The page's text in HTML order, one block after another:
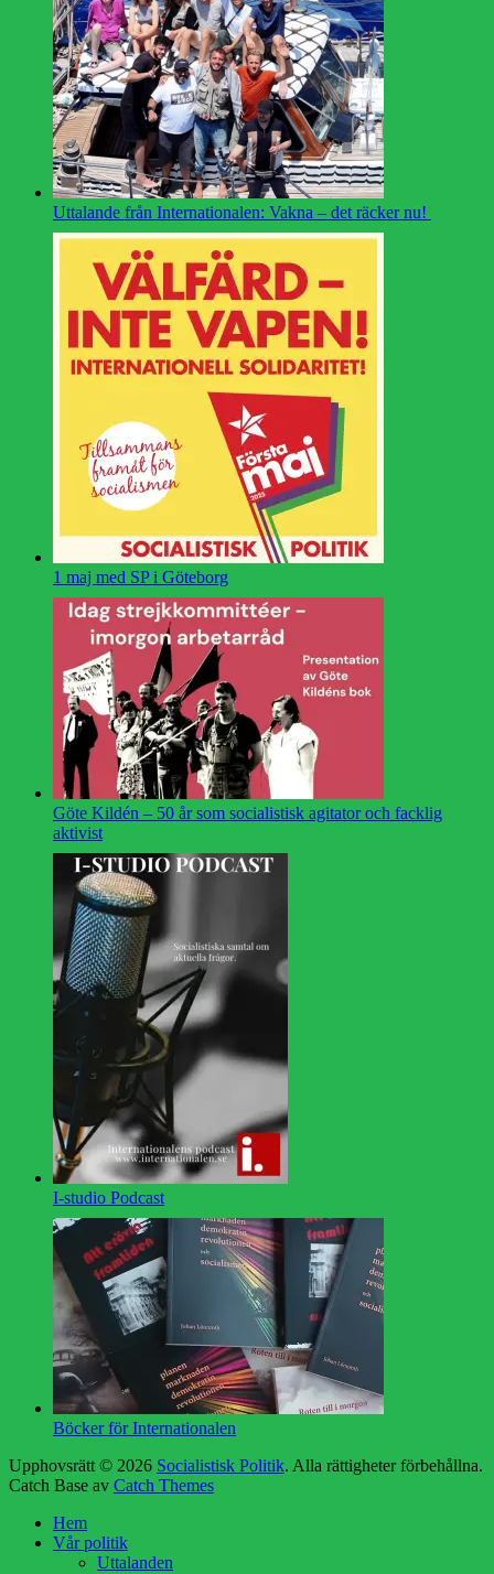
Uttalande från Internationalen: Vakna – det räcker nu!
1 maj med SP i Göteborg
Göte Kildén – 50 år som socialistisk agitator och facklig
aktivist
I-studio Podcast
Böcker för Internationalen
Upphovsrätt © 2026 Socialistisk Politik. Alla rättigheter förbehållna.
Catch Base av Catch Themes
Hem
Vår politik
Uttalanden